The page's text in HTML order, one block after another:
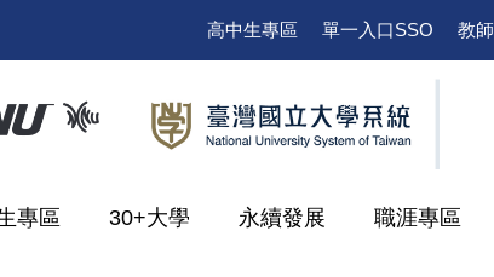
高中生專區 單一入口SSO 教師
專區 30+大學 永續發展 職涯專區